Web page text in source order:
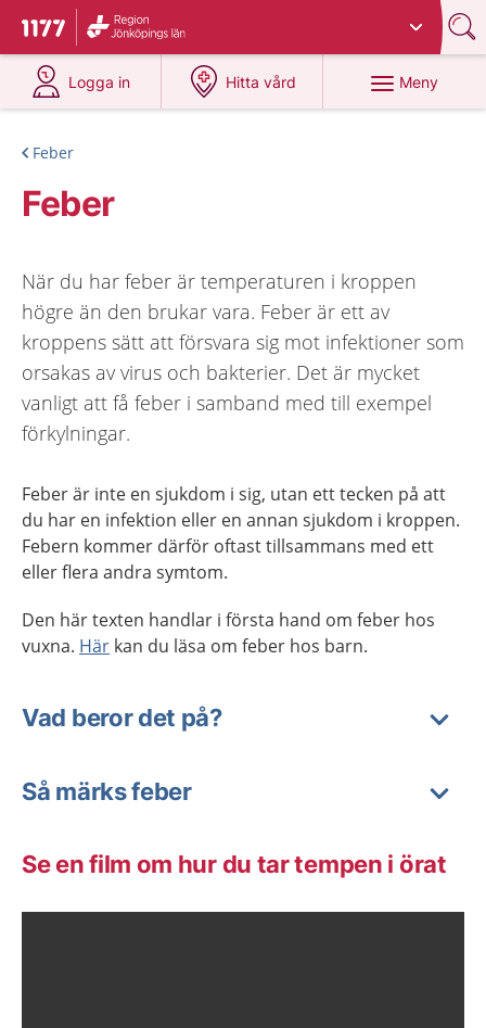
Till startsidan för 1177
Du har valt region
Logga in
på 1177.se
Hitta vård
på 1177.se
Meny
Feber
Feber
När du har feber är temperaturen i kroppen
högre än den brukar vara. Feber är ett av
kroppens sätt att försvara sig mot infektioner som
orsakas av virus och bakterier. Det är mycket
vanligt att få feber i samband med till exempel
förkylningar.
Feber är inte en sjukdom i sig, utan ett tecken på att
du har en infektion eller en annan sjukdom i kroppen.
Febern kommer därför oftast tillsammans med ett
eller flera andra symtom.
Den här texten handlar i första hand om feber hos
vuxna. Här kan du läsa om feber hos barn.
Vad beror det på?
Så märks feber
Se en film om hur du tar tempen i örat